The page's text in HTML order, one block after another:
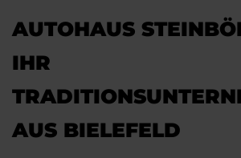
AUTOHAUS
IHR
AUS BIELEFELD